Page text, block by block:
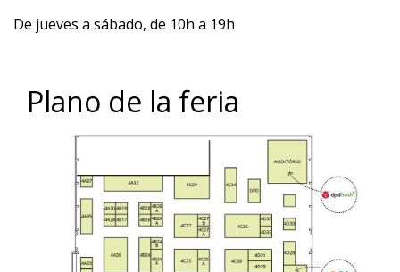
De jueves a sábado, de 10h a 19h
Plano de la feria